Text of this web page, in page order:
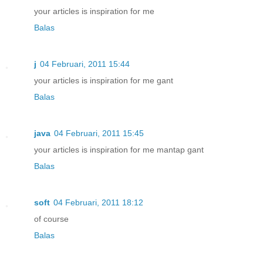
your articles is inspiration for me
Balas
j 04 Februari, 2011 15:44
your articles is inspiration for me gant
Balas
java 04 Februari, 2011 15:45
your articles is inspiration for me mantap gant
Balas
soft 04 Februari, 2011 18:12
of course
Balas